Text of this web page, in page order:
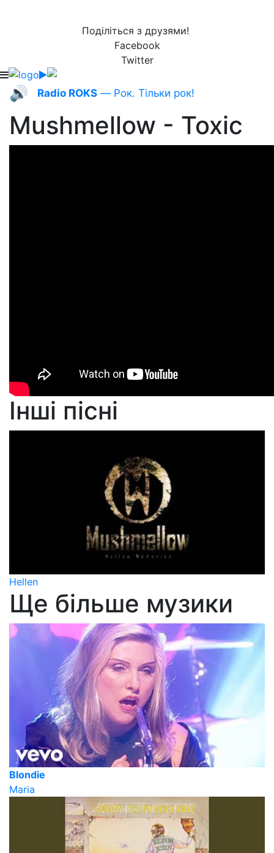
Поділіться з друзями!
Facebook
Twitter
🔊 Radio ROKS — Рок. Тільки рок!
Mushmellow - Toxic
Інші пісні
Hellen
Ще більше музики
Blondie
Maria